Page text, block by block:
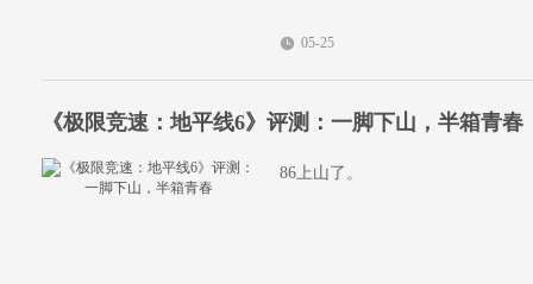
05-25
《极限竞速：地平线6》评测：一脚下山，半箱青春
86上山了。